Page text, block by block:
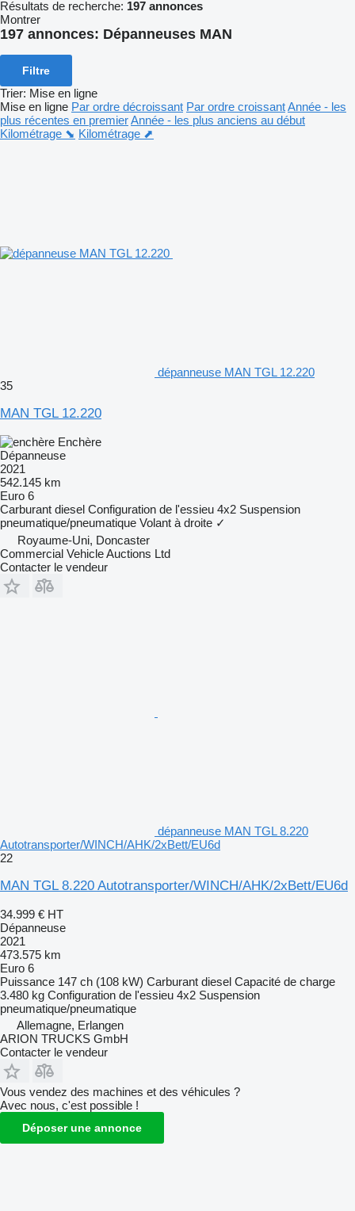
Résultats de recherche: 197 annonces
Montrer
197 annonces: Dépanneuses MAN
Filtre
Trier: Mise en ligne
Mise en ligne Par ordre décroissant Par ordre croissantAnnée - les
plus récentes en premierAnnée - les plus anciens au début
Kilométrage ⬊ Kilométrage ⬈
dépanneuse MAN TGL 12.220
35
MAN TGL 12.220
Enchère
Dépanneuse
2021
542.145 km
Euro 6
Carburant diesel Configuration de l'essieu 4x2 Suspension
pneumatique/pneumatique Volant à droite ✓
Royaume-Uni, Doncaster
Commercial Vehicle Auctions Ltd
Contacter le vendeur
dépanneuse MAN TGL 8.220
Autotransporter/WINCH/AHK/2xBett/EU6d
22
MAN TGL 8.220 Autotransporter/WINCH/AHK/2xBett/EU6d
34.999 € HT
Dépanneuse
2021
473.575 km
Euro 6
Puissance 147 ch (108 kW) Carburant diesel Capacité de charge
3.480 kg Configuration de l'essieu 4x2 Suspension
pneumatique/pneumatique
Allemagne, Erlangen
ARION TRUCKS GmbH
Contacter le vendeur
Vous vendez des machines et des véhicules ?
Avec nous, c'est possible !
Déposer une annonce